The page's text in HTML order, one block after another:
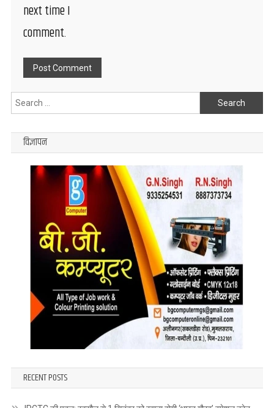
next time I
comment.
Search
for:
विज्ञापन
RECENT POSTS